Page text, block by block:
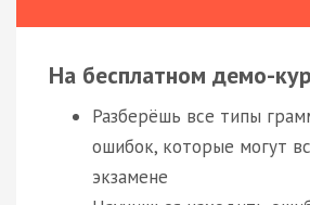
На бесплатном демо-
Разберёшь все типы
ошибок, которые могут
экзамене